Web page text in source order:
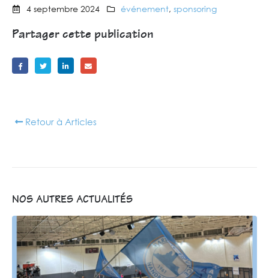
4 septembre 2024 événement, sponsoring
Partager cette publication
Retour à Articles
NOS AUTRES ACTUALITÉS